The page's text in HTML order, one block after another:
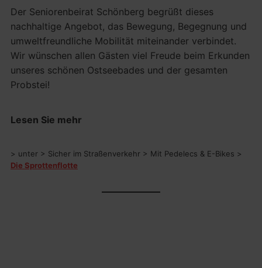
Der Seniorenbeirat Schönberg begrüßt dieses
nachhaltige Angebot, das Bewegung, Begegnung und
umweltfreundliche Mobilität miteinander verbindet.
Wir wünschen allen Gästen viel Freude beim Erkunden
unseres schönen Ostseebades und der gesamten
Probstei!
Lesen Sie mehr
> unter > Sicher im Straßenverkehr > Mit Pedelecs & E-Bikes >
Die Sprottenflotte